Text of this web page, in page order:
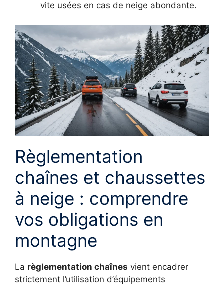
vite usées en cas de neige abondante.
Règlementation
chaînes et chaussettes
à neige : comprendre
vos obligations en
montagne
La règlementation chaînes vient encadrer
strictement l’utilisation d’équipements